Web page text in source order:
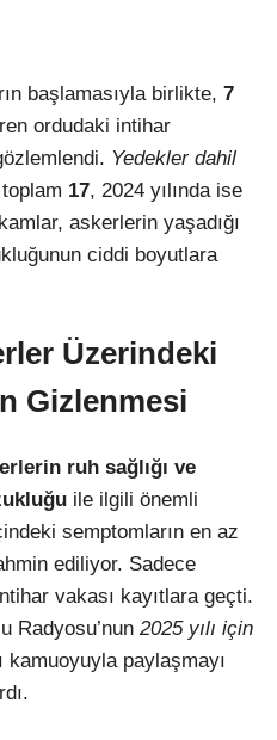
başlamasıyla birlikte, 7
ordudaki intihar
Yedekler dahil
toplam 17, 2024 yılında ise
askerlerin yaşadığı
ciddi boyutlara
Üzerindeki
Gizlenmesi
ruh sağlığı ve
ile ilgili önemli
semptomların en az
ediliyor. Sadece
vakası kayıtlara geçti.
Radyosu’nun 2025 yılı için
kamuoyuyla paylaşmayı